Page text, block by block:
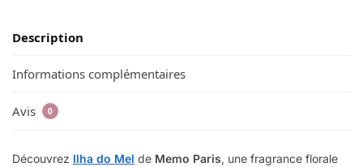
Description
Informations complémentaires
Avis 0
Découvrez Ilha do Mel de Memo Paris, une fragrance florale